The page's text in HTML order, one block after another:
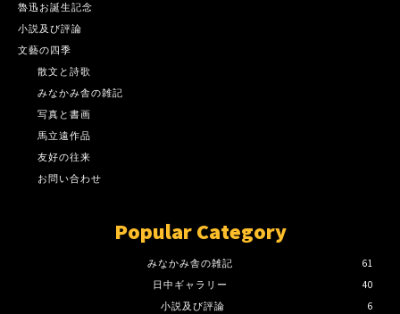
魯迅お誕生記念
小説及び評論
文藝の四季
散文と詩歌
みなかみ舎の雑記
写真と書画
馬立遠作品
友好の往来
お問い合わせ
Popular Category
みなかみ舎の雑記
61
日中ギャラリー
40
小説及び評論
6